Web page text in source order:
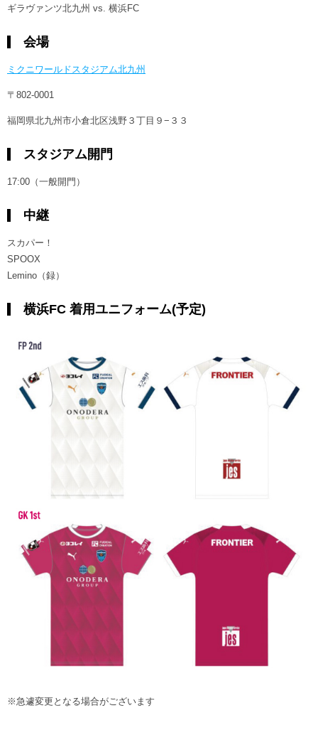
ギラヴァンツ北九州 vs. 横浜FC
会場
ミクニワールドスタジアム北九州
〒802-0001
福岡県北九州市小倉北区浅野３丁目９−３３
スタジアム開門
17:00（一般開門）
中継
スカパー！
SPOOX
Lemino（録）
横浜FC 着用ユニフォーム(予定)
※急遽変更となる場合がございます